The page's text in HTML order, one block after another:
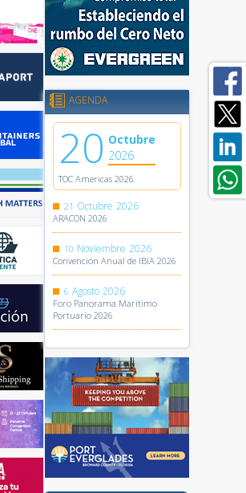
AGENDA
20 Octubre
2026
TOC Americas 2026
21 Octubre 2026
ARACON 2026
10 Noviembre 2026
Convención Anual de IBIA 2026
6 Agosto 2026
Foro Panorama Marítimo
Portuario 2026